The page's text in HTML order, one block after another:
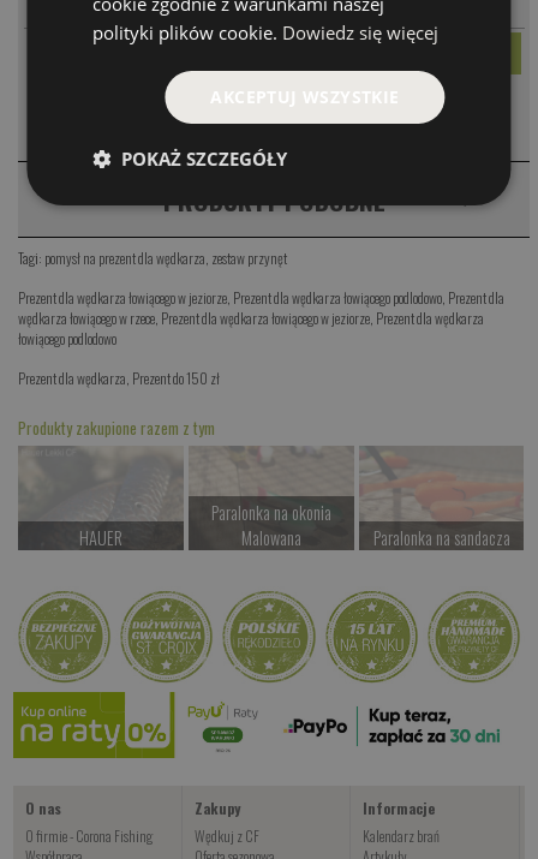
ZESTAW 150
150.00 PLN
KOMENTARZE ❮
PRODUKTY PODOBNE
Tagi: pomysł na prezent dla wędkarza zestaw przynęt
Prezent dla wędkarza łowiącego w jeziorze Prezent dla wędkarza łowiącego podlodowo Prezent dla
wędkarza łowiącego w rzece Prezent dla wędkarza łowiącego w jeziorze Prezent dla wędkarza
łowiącego podlodowo
Prezent dla wędkarza Prezent do 150 zł
Produkty zakupione razem z tym
HAUER
Kup teraz >
Paralonka na okonia
Malowana
Kup teraz >
Paralonka na sandacza
Kup teraz >
Mandula 9
Czekamy na dostawę
Kup teraz >
O nas
O firmie - Corona Fishing
Zakupy
Wędkuj z CF
Informacje
Kalendarz brań
polityki plików cookie. Dowiedz się więcej
AKCEPTUJ WSZYSTKIE
POKAŻ SZCZEGÓŁY